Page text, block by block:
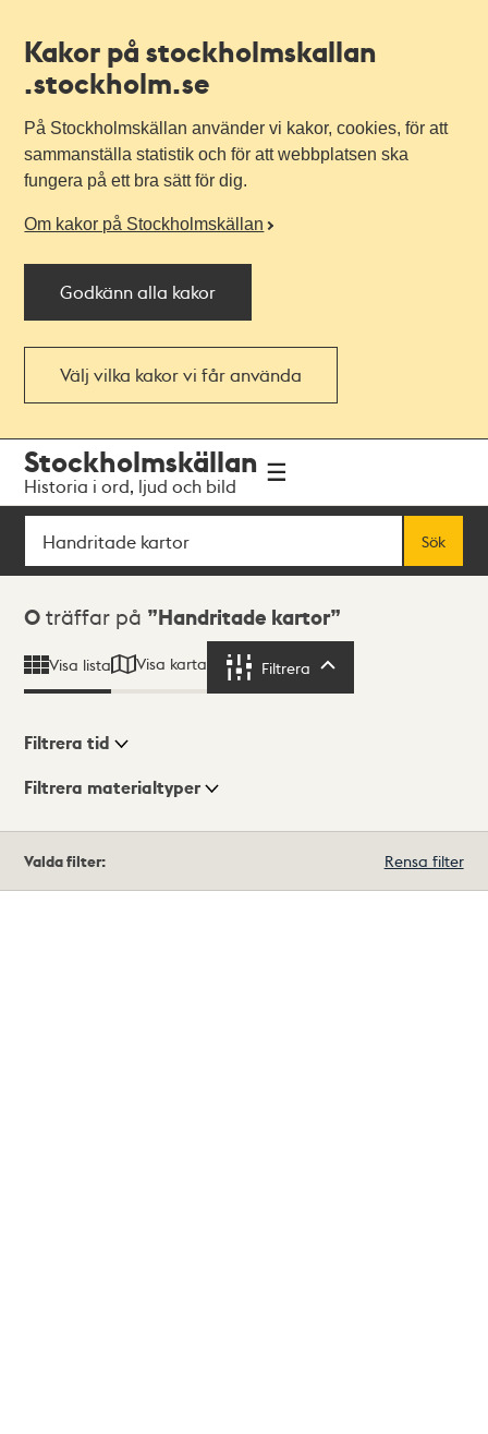
Kakor på stockholmskallan
.stockholm.se
På Stockholmskällan använder vi kakor, cookies, för att
sammanställa statistik och för att webbplatsen ska
fungera på ett bra sätt för dig.
Om kakor på Stockholmskällan
Godkänn alla kakor
Välj vilka kakor vi får använda
navigationen
huvudinnehållet
Stockholmskällan
Historia i ord, ljud och bild
Sök
Sök
Sökresultat
0 träffar på Handritade kartor
Visa lista Visa karta Filtrera
Visningsläge
Filtrera tid
Filtrera materialtyper
träffar
Valda filter: Rensa filter